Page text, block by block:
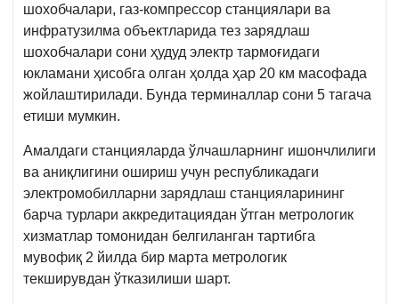
шохобчалари, газ-компрессор станциялари ва
инфратузилма объектларида тез зарядлаш
шохобчалари сони ҳудуд электр тармоғидаги
юкламани ҳисобга олган ҳолда ҳар 20 км масофада
жойлаштирилади. Бунда терминаллар сони 5 тагача
етиши мумкин.
Амалдаги станцияларда ўлчашларнинг ишончлилиги
ва аниқлигини ошириш учун республикадаги
электромобилларни зарядлаш станцияларининг
барча турлари аккредитациядан ўтган метрологик
хизматлар томонидан белгиланган тартибга
мувофиқ 2 йилда бир марта метрологик
текширувдан ўтказилиши шарт.